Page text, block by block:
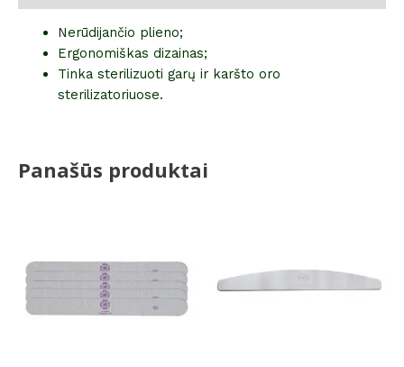
Nerūdijančio plieno;
Ergonomiškas dizainas;
Tinka sterilizuoti garų ir karšto oro
sterilizatoriuose.
Panašūs produktai